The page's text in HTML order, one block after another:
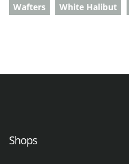
Wafters
White Halibut
Shops